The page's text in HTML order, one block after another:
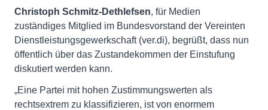
Christoph Schmitz-Dethlefsen, für Medien
zuständiges Mitglied im Bundesvorstand der Vereinten
Dienstleistungsgewerkschaft (ver.di), begrüßt, dass nun
öffentlich über das Zustandekommen der Einstufung
diskutiert werden kann.
„Eine Partei mit hohen Zustimmungswerten als
rechtsextrem zu klassifizieren, ist von enormem